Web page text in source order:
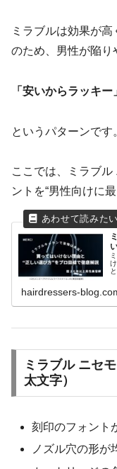
ミラブルは効果が
のため、男性が陥り
「安いからラッキ
というパターンです
ここでは、ミラブ
ントを“男性向けに
hairdressers-
ミラブル ニセ
太文字）
刻印のフォント
ノズル穴の形が